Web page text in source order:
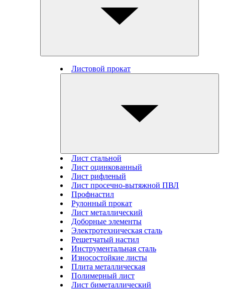
Листовой прокат
Лист стальной
Лист оцинкованный
Лист рифленый
Лист просечно-вытяжной ПВЛ
Профнастил
Рулонный прокат
Лист металлический
Доборные элементы
Электротехническая сталь
Решетчатый настил
Инструментальная сталь
Износостойкие листы
Плита металлическая
Полимерный лист
Лист биметаллический